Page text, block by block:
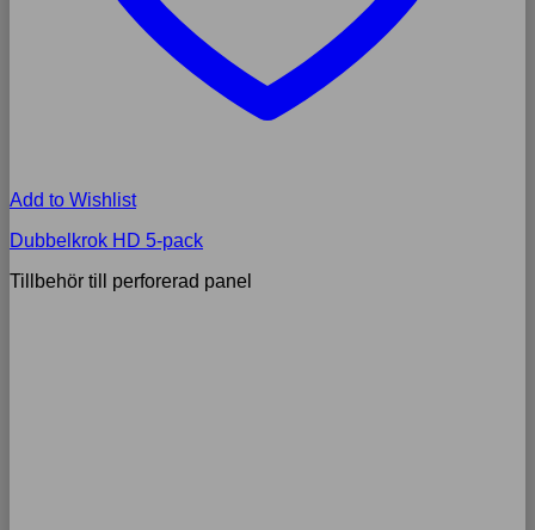
Add to Wishlist
Dubbelkrok HD 5-pack
Tillbehör till perforerad panel